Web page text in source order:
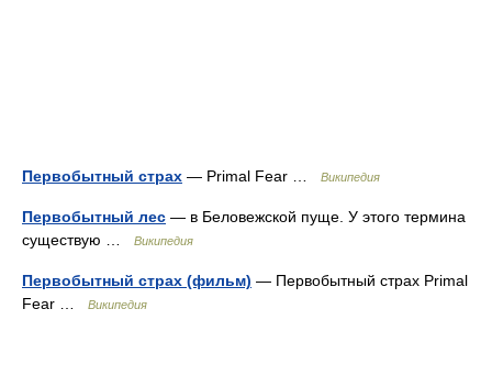
Первобытный страх — Primal Fear … Википедия
Первобытный лес — в Беловежской пуще. У этого термина
существую …
Википедия
Первобытный страх (фильм) — Первобытный страх Primal
Fear …
Википедия